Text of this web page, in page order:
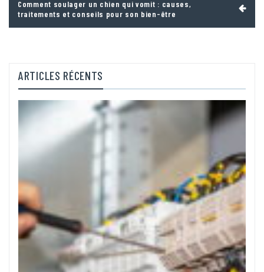
de
l’article
Comment soulager un chien qui vomit : causes,
traitements et conseils pour son bien-être
ARTICLES RÉCENTS